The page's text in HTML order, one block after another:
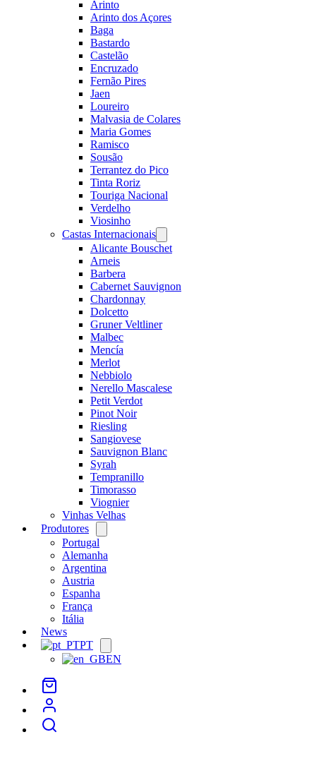
Arinto
Arinto dos Açores
Baga
Bastardo
Castelão
Encruzado
Fernão Pires
Jaen
Loureiro
Malvasia de Colares
Maria Gomes
Ramisco
Sousão
Terrantez do Pico
Tinta Roriz
Touriga Nacional
Verdelho
Viosinho
Castas Internacionais
menu
Alicante Bouschet
Arneis
Barbera
Cabernet Sauvignon
Chardonnay
Dolcetto
Gruner Veltliner
Malbec
Mencía
Merlot
Nebbiolo
Nerello Mascalese
Petit Verdot
Pinot Noir
Riesling
Sangiovese
Sauvignon Blanc
Syrah
Tempranillo
Timorasso
Viognier
Vinhas Velhas
Produtores
menu
Portugal
Alemanha
Argentina
Austria
Espanha
França
Itália
News
PT
menu
EN